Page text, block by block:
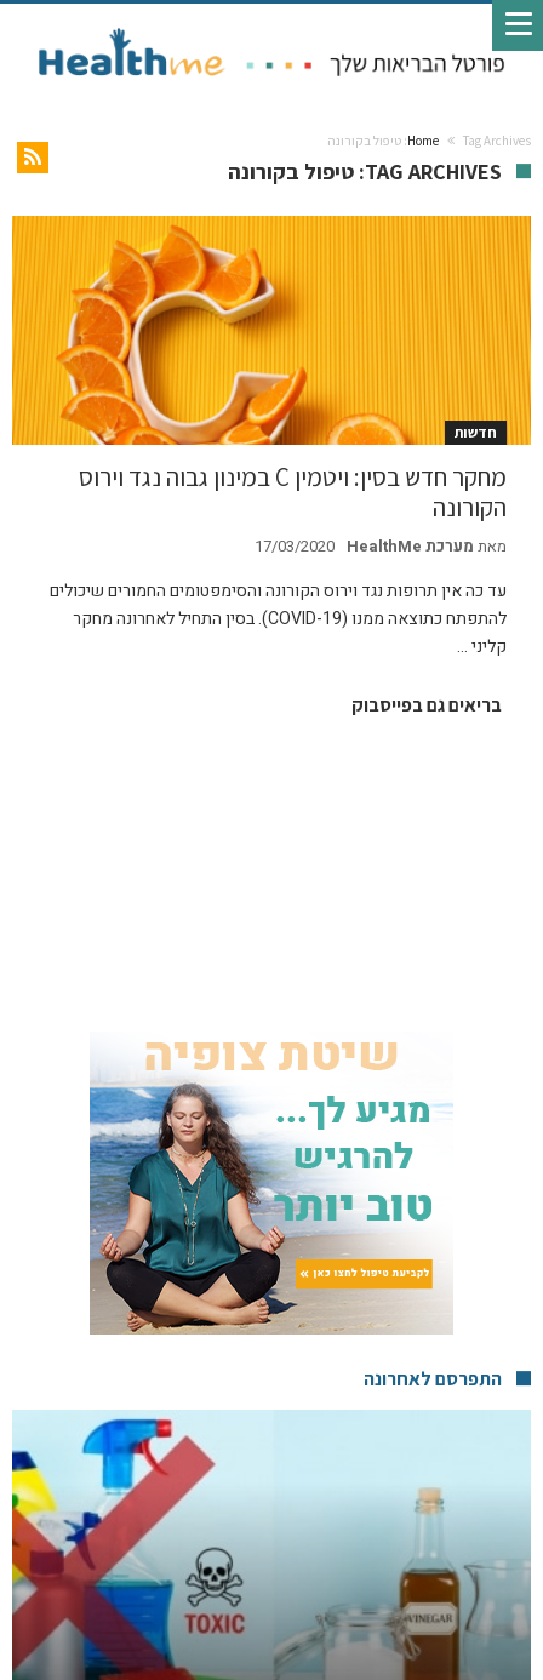
Home Tag Archives: טיפול בקורונה
TAG ARCHIVES: טיפול בקורונה
חדשות
מחקר חדש בסין: ויטמין C במינון גבוה נגד וירוס
הקורונה
מאת מערכת HealthMe 17/03/2020
עד כה אין תרופות נגד וירוס הקורונה והסימפטומים החמורים שיכולים
להתפתח כתוצאה ממנו (COVID-19). בסין התחיל לאחרונה מחקר
קליני …
בריאים גם בפייסבוק
התפרסם לאחרונה